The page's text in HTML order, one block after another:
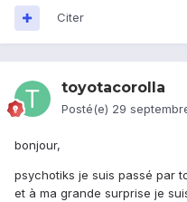
Citer
toyotacorolla
Posté(e) 29
bonjour,
psychotiks je suis passé par
et à ma grande surprise je